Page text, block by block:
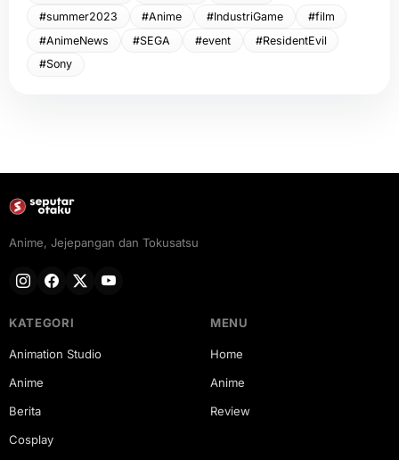
#summer2023
#Anime #IndustriGame
#film
#AnimeNews
#SEGA #event
#ResidentEvil
#Sony
Anime, Jejepangan dan Tokusatsu
KATEGORI
Animation Studio
Anime
Berita
Cosplay
MENU
Home
Anime
Review